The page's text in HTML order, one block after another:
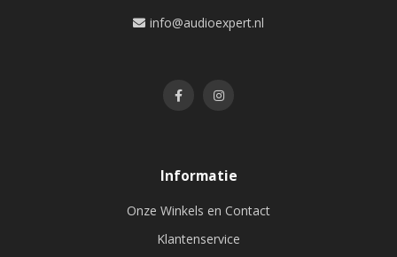
info@audioexpert.nl
Informatie
Onze Winkels en Contact
Klantenservice